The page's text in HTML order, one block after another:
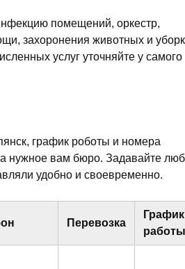
помещений, оркестр,
захоронения животных и
услуг уточняйте у самого
график роботы и номера
нужное вам бюро. Задавайте
удобно и своевременно.
Перевозка
График
работы